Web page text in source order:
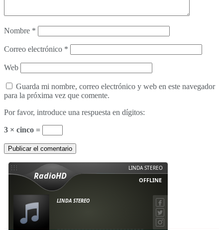
Nombre *
Correo electrónico *
Web
Guarda mi nombre, correo electrónico y web en este navegador
para la próxima vez que comente.
Por favor, introduce una respuesta en dígitos:
3 × cinco =